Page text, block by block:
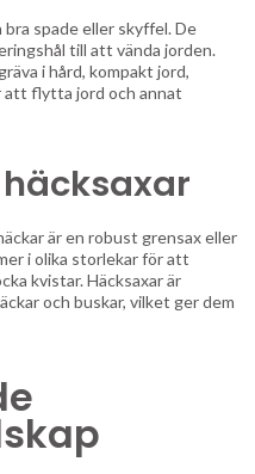
spade eller skyffel. De
till att vända jorden.
i hård, kompakt jord,
att flytta jord och annat
är en robust grensax eller
i olika storlekar för att
kvistar. Häcksaxar är
och buskar, vilket ger dem